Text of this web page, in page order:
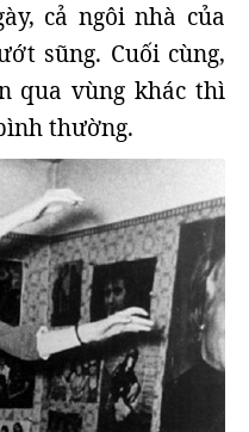
cả ngôi nhà của
sũng. Cuối cùng,
qua vùng khác thì
thường.